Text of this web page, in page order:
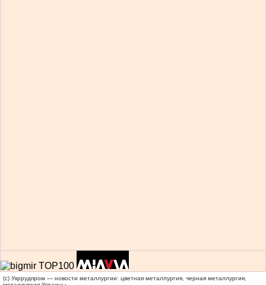
(c) Укррудпром — новости металлургии: цветная металлургия, черная металлургия,